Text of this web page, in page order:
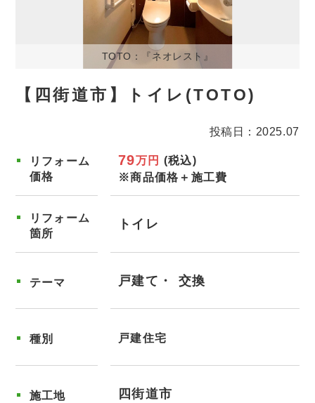
TOTO：『ネオレスト』
【四街道市】トイレ(TOTO)
投稿日：2025.07
リフォーム
価格
79万円 (税込)
※商品価格＋施工費
リフォーム
箇所
トイレ
テーマ 戸建て 交換
種別 戸建住宅
施工地 四街道市